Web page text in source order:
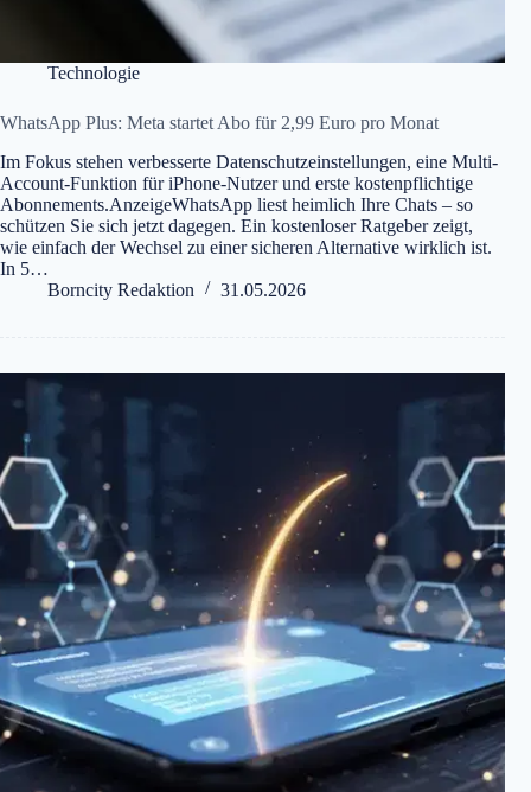
Technologie
WhatsApp Plus: Meta startet Abo für 2,99 Euro pro Monat
Im Fokus stehen verbesserte Datenschutzeinstellungen, eine Multi-
Account-Funktion für iPhone-Nutzer und erste kostenpflichtige
Abonnements.AnzeigeWhatsApp liest heimlich Ihre Chats – so
schützen Sie sich jetzt dagegen. Ein kostenloser Ratgeber zeigt,
wie einfach der Wechsel zu einer sicheren Alternative wirklich ist.
In 5…
Borncity Redaktion
31.05.2026